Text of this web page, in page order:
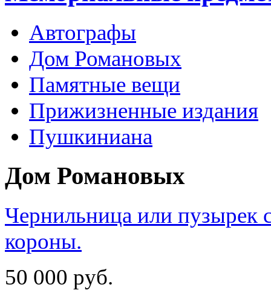
Автографы
Дом Романовых
Памятные вещи
Прижизненные издания
Пушкиниана
Дом Романовых
Чернильница или пузырек
короны.
50 000 руб.